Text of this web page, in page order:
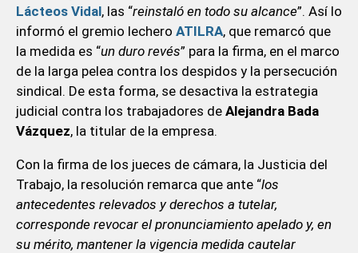
Lácteos Vidal, las “reinstaló en todo su alcance”. Así lo
informó el gremio lechero ATILRA, que remarcó que
la medida es “un duro revés” para la firma, en el marco
de la larga pelea contra los despidos y la persecución
sindical. De esta forma, se desactiva la estrategia
judicial contra los trabajadores de Alejandra Bada
Vázquez, la titular de la empresa.
Con la firma de los jueces de cámara, la Justicia del
Trabajo, la resolución remarca que ante “los
antecedentes relevados y derechos a tutelar,
corresponde revocar el pronunciamiento apelado y, en
su mérito, mantener la vigencia medida cautelar